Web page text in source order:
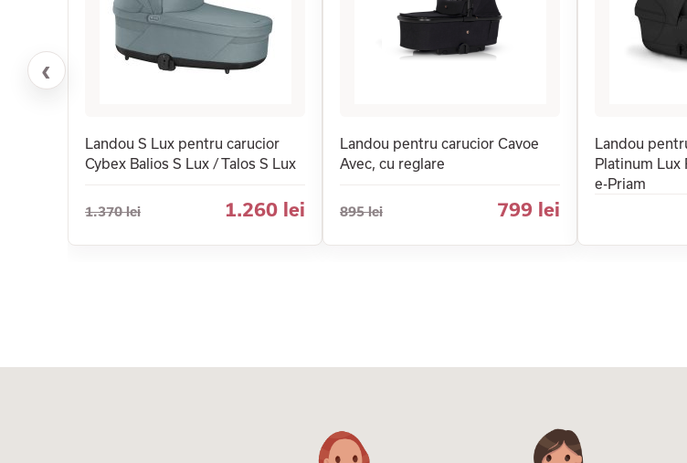
‹
Landou S Lux pentru carucior
Cybex Balios S Lux / Talos S Lux
1.370 lei 1.260 lei
Landou pentru carucior Cavoe
Avec, cu reglare
895 lei 799 lei
Landou
Platinum Lux
e-Priam